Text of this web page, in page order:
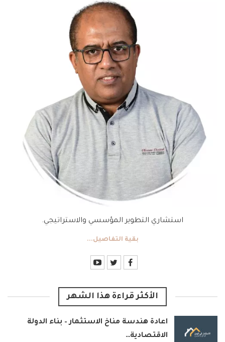
استشاري التطوير المؤسسي والاستراتيجي.
بقية التفاصيل...
الأكثر قراءة هذا الشهر
اعادة هندسة مناخ الاستثمار – بناء الدولة
الاقتصادية…